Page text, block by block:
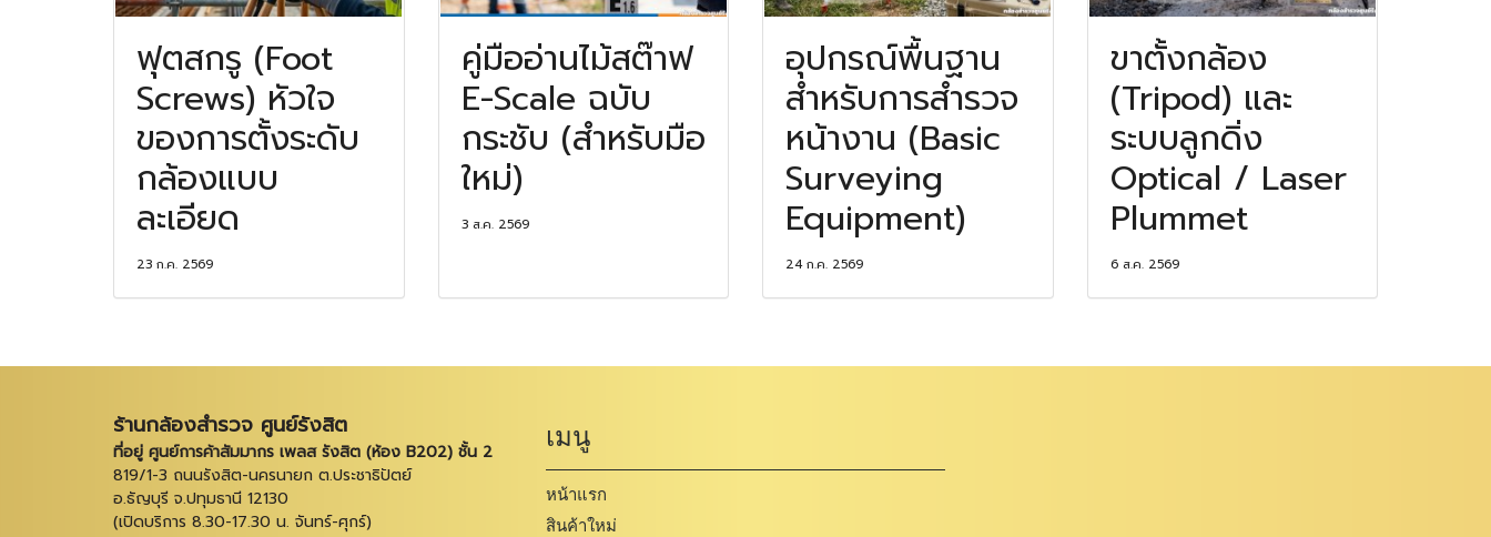
ฟุตสกรู (Foot
Screws) หัวใจ
ของการตั้งระดับ
กล้องแบบ
ละเอียด
23 ก.ค. 2569
คู่มืออ่านไม้สต๊าฟ
E-Scale ฉบับ
กระชับ (สำหรับมือ
ใหม่)
3 ส.ค. 2569
อุปกรณ์พื้นฐาน
สำหรับการสำรวจ
หน้างาน (Basic
Surveying
Equipment)
24 ก.ค. 2569
ขาตั้งกล้อง
(Tripod) และ
ระบบลูกดิ่ง
Optical / Laser
Plummet
6 ส.ค. 2569
ร้านกล้องสำรวจ ศูนย์รังสิต
ที่อยู่ ศูนย์การค้าสัมมากร เพลส รังสิต (ห้อง B202) ชั้น 2
819/1-3 ถนนรังสิต-นครนายก ต.ประชาธิปัตย์
อ.ธัญบุรี จ.ปทุมธานี 12130
(เปิดบริการ 8.30-17.30 น. จันทร์-ศุกร์)
เมนู
หน้าแรก
สินค้าใหม่